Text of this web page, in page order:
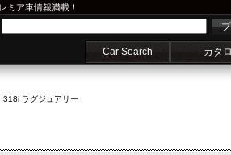
ミア車情報満載！
Car Search カタ
318i ラグジュアリー